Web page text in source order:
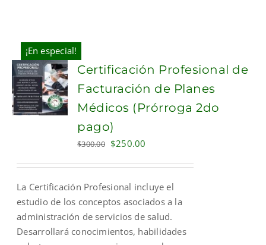
¡En especial!
ADD TO
Certificación Profesional de
Facturación de Planes
Médicos (Prórroga 2do
pago)
$300.00 Original
$300.00.
$250.00
$250.00.
La Certificación Profesional incluye el
estudio de los conceptos asociados a la
administración de servicios de salud.
Desarrollará conocimientos, habilidades